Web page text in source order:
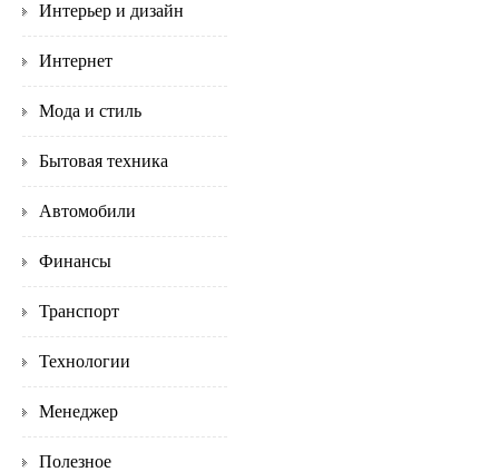
Интерьер и дизайн
Интернет
Мода и стиль
Бытовая техника
Автомобили
Финансы
Транспорт
Технологии
Менеджер
Полезное